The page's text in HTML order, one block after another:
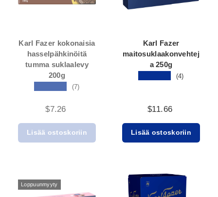
Karl Fazer kokonaisia
hasselpähkinöitä
tumma suklaalevy
200g
(7)
$7.26
Lisää ostoskoriin
Karl Fazer
maitosuklaakonvehtej
a 250g
(4)
$11.66
Lisää ostoskoriin
Loppuunmyyty